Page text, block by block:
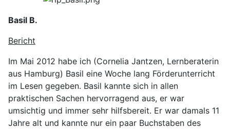
Basil B.
Bericht
Im Mai 2012 habe ich (Cornelia Jantzen, Lernberaterin
aus Hamburg) Basil eine Woche lang Förderunterricht
im Lesen gegeben. Basil kannte sich in allen
praktischen Sachen hervorragend aus, er war
umsichtig und immer sehr hilfsbereit. Er war damals 11
Jahre alt und kannte nur ein paar Buchstaben des